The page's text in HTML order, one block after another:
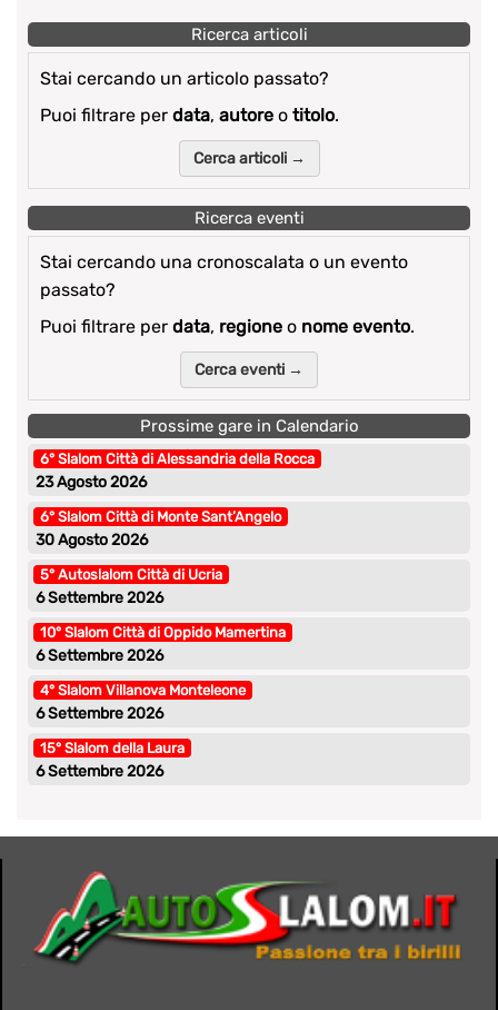
Ricerca articoli
Stai cercando un articolo passato?
Puoi filtrare per data, autore o titolo.
Cerca articoli →
Ricerca eventi
Stai cercando una cronoscalata o un evento
passato?
Puoi filtrare per data, regione o nome evento.
Cerca eventi →
Prossime gare in Calendario
6° Slalom Città di Alessandria della Rocca
23 Agosto 2026
6° Slalom Città di Monte Sant’Angelo
30 Agosto 2026
5° Autoslalom Città di Ucria
6 Settembre 2026
10° Slalom Città di Oppido Mamertina
6 Settembre 2026
4° Slalom Villanova Monteleone
6 Settembre 2026
15° Slalom della Laura
6 Settembre 2026